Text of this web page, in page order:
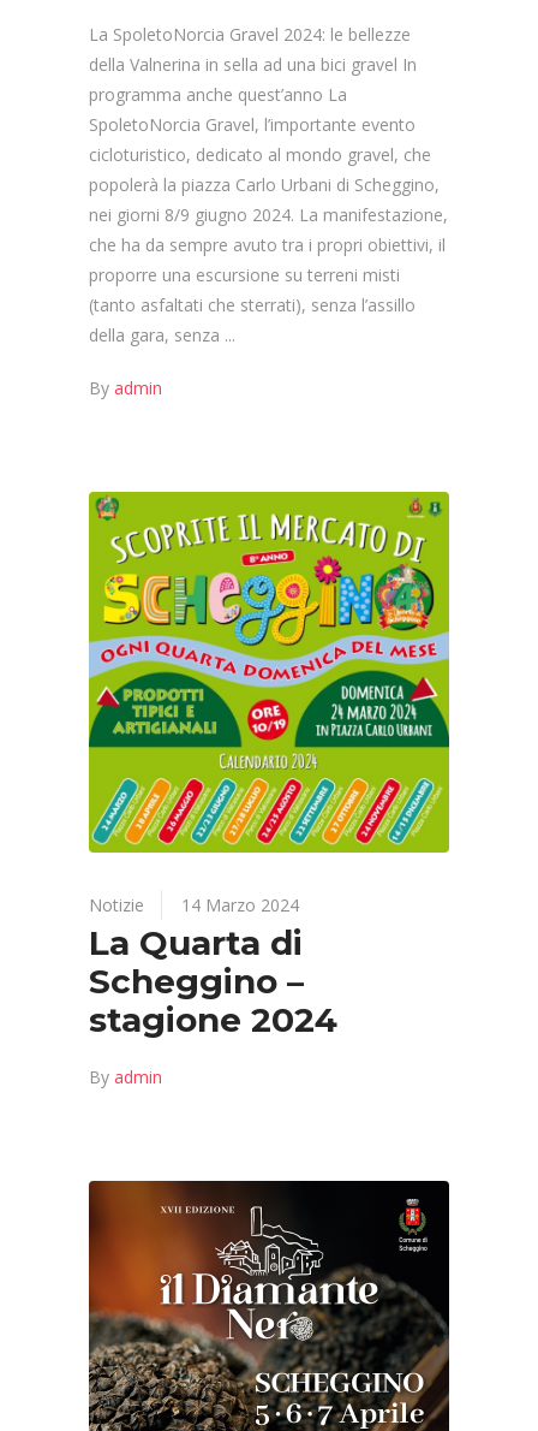
La SpoletoNorcia Gravel 2024: le bellezze
della Valnerina in sella ad una bici gravel In
programma anche quest’anno La
SpoletoNorcia Gravel, l’importante evento
cicloturistico, dedicato al mondo gravel, che
popolerà la piazza Carlo Urbani di Scheggino,
nei giorni 8/9 giugno 2024. La manifestazione,
che ha da sempre avuto tra i propri obiettivi, il
proporre una escursione su terreni misti
(tanto asfaltati che sterrati), senza l’assillo
della gara, senza
By admin
Notizie 14 Marzo 2024
La Quarta di
Scheggino –
stagione 2024
By admin